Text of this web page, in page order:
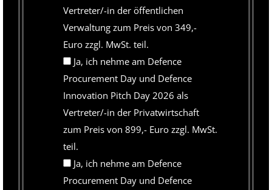
Vertreter/-in der öffentlichen
Verwaltung zum Preis von 349,-
Euro zzgl. MwSt. teil.
Ja, ich nehme am Defence
Procurement Day und Defence
Innovation Pitch Day 2026 als
Vertreter/-in der Privatwirtschaft
zum Preis von 899,- Euro zzgl. MwSt.
teil.
Ja, ich nehme am Defence
Procurement Day und Defence